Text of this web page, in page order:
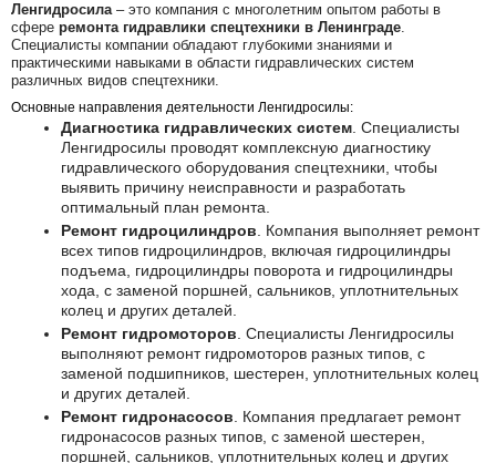
Ленгидросила– это компания с многолетним опытом работы в
сфере ремонта гидравлики спецтехники в Ленинграде.
Специалисты компании обладают глубокими знаниями и
практическими навыками в области гидравлических систем
различных видов спецтехники.
Основные направления деятельности Ленгидросилы:
Диагностика гидравлических систем . Специалисты
Ленгидросилы проводят комплексную диагностику
гидравлического оборудования спецтехники, чтобы
выявить причину неисправности и разработать
оптимальный план ремонта.
Ремонт гидроцилиндров . Компания выполняет ремонт
всех типов гидроцилиндров, включая гидроцилиндры
подъема, гидроцилиндры поворота и гидроцилиндры
ходa, с заменой поршней, сальников, уплотнительных
колец и других деталей.
Ремонт гидромоторов . Специалисты Ленгидросилы
выполняют ремонт гидромоторов разных типов, с
заменой подшипников, шестерен, уплотнительных колец
и других деталей.
Ремонт гидронасосов . Компания предлагает ремонт
гидронасосов разных типов, с заменой шестерен,
поршней, сальников, уплотнительных колец и других